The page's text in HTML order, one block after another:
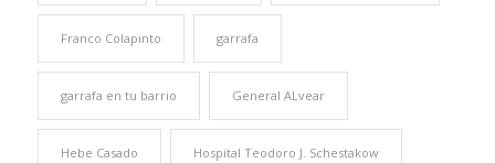
Franco Colapinto garrafa
garrafa en tu barrio General ALvear
Hebe Casado Hospital Teodoro J. Schestakow